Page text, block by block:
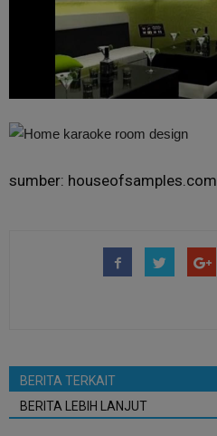
sumber: houseofsamples.com
BERITA TERKAIT
BERITA LEBIH LANJUT